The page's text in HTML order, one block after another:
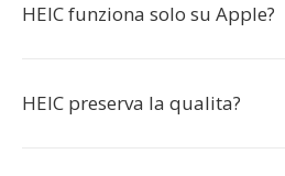
HEIC funziona solo su Apple?
HEIC preserva la qualita?